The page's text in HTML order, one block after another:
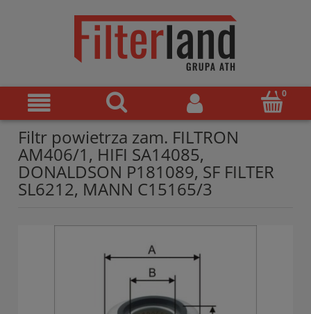
Filtr powietrza zam. FILTRON
AM406/1, HIFI SA14085,
DONALDSON P181089, SF FILTER
SL6212, MANN C15165/3